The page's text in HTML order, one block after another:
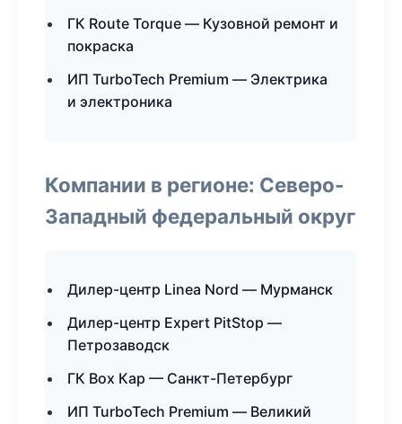
ГК Route Torque — Кузовной ремонт и
покраска
ИП TurboTech Premium — Электрика
и электроника
Компании в регионе: Северо-
Западный федеральный округ
Дилер-центр Linea Nord — Мурманск
Дилер-центр Expert PitStop —
Петрозаводск
ГК Box Кар — Санкт-Петербург
ИП TurboTech Premium — Великий